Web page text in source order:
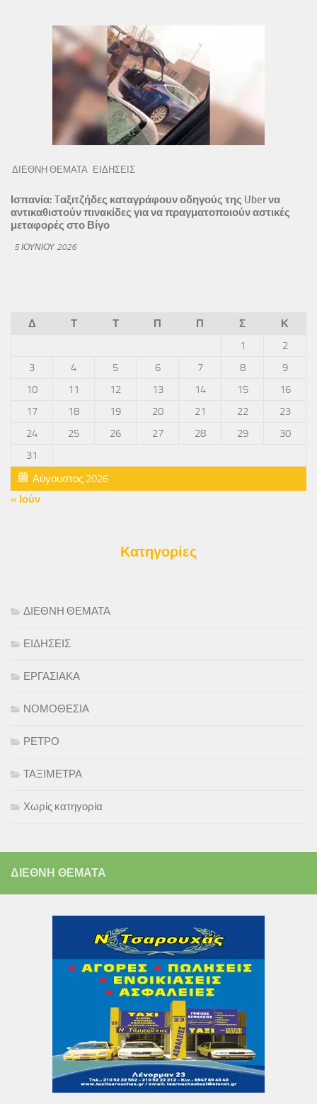
ΔΙΕΘΝΗ ΘΕΜΑΤΑ ΕΙΔΗΣΕΙΣ
Ισπανία: Tαξιτζήδες καταγράφουν οδηγούς της Uber να
αντικαθιστούν πινακίδες για να πραγματοποιούν αστικές
μεταφορές στο Βίγο
5 ΙΟΥΝΊΟΥ 2026
Αύγουστος 2026
Δ Τ Τ Π Π Σ
Κ
1
2
3
4 5 6 7 8
9
10
11 12 13 14 15
16
17
18 19 20 21 22
23
24
25 26 27 28 29
30
31
« Ιούν
Κατηγορίες
ΔΙΕΘΝΗ ΘΕΜΑΤΑ
ΕΙΔΗΣΕΙΣ
ΕΡΓΑΣΙΑΚΑ
ΝΟΜΟΘΕΣΙΑ
ΡΕΤΡΟ
ΤΑΞΙΜΕΤΡΑ
Χωρίς κατηγορία
ΔΙΕΘΝΗ ΘΕΜΑΤΑ